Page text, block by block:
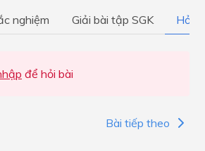
nghiệm Giải bài tập SGK Hỏi
để hỏi bài
Bài tiếp theo